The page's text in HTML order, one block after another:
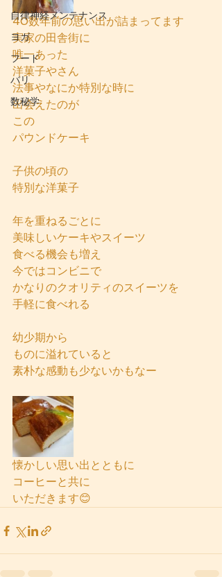
自律神経メンテナンス
ヨガ
フード
バリ
数秘学
40数年前の思い出が詰まってます
実家の田舎街に
唯一あった
洋菓子やさん
法事やなにか特別な時に
出会えたのが
この
パウンドケーキ
子供の頃の
特別な洋菓子
年を重ねるごとに
美味しいケーキやスイーツ
食べる機会も増え
今ではコンビニで
かなりのクオリティのスイーツを
手軽に食べれる
幼少期から
ものに溢れていると
素朴な感動も少ないかもなー
懐かしい思い出とともに
コーヒーと共に
いただきます😊